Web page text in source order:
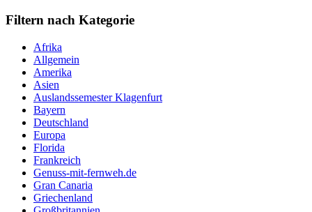
Filtern nach Kategorie
Afrika
Allgemein
Amerika
Asien
Auslandssemester Klagenfurt
Bayern
Deutschland
Europa
Florida
Frankreich
Genuss-mit-fernweh.de
Gran Canaria
Griechenland